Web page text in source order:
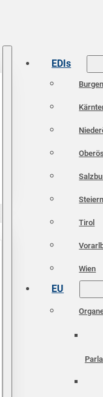
EDIs
Tirol
Wien
EU